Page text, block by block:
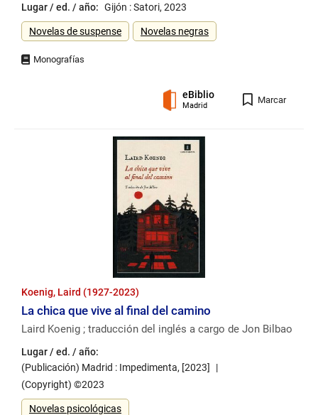
Lugar / ed. / año: Gijón : Satori, 2023
Género
Novelas de suspense Novelas negras
eBiblio
Madrid
Marcar
Koenig, Laird (1927-2023)
La chica que vive al final del camino
Laird Koenig ; traducción del inglés a cargo de Jon Bilbao
Lugar / ed. / año:
(Publicación) Madrid : Impedimenta, [2023]
(Copyright) ©2023
Género
Novelas psicológicas